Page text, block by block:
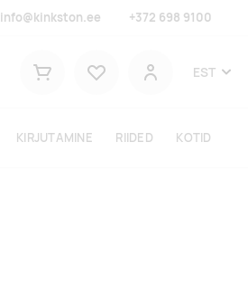
info@kinkston.ee +372 698 9100
Ostukorv
Kasutaja
EST
KIRJUTAMINE RIIDED KOTID